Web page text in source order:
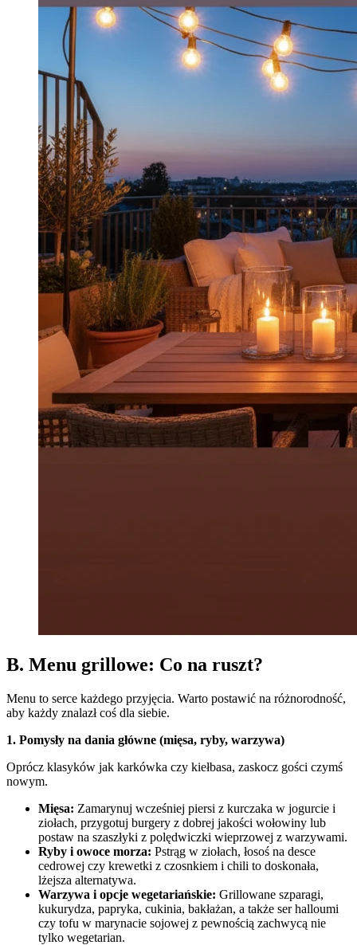
B. Menu grillowe: Co na ruszt?
Menu to serce każdego przyjęcia. Warto postawić na różnorodność,
aby każdy znalazł coś dla siebie.
1. Pomysły na dania główne (mięsa, ryby, warzywa)
Oprócz klasyków jak karkówka czy kiełbasa, zaskocz gości czymś
nowym.
Mięsa: Zamarynuj wcześniej piersi z kurczaka w jogurcie i
ziołach, przygotuj burgery z dobrej jakości wołowiny lub
postaw na szaszłyki z polędwiczki wieprzowej z warzywami.
Ryby i owoce morza: Pstrąg w ziołach, łosoś na desce
cedrowej czy krewetki z czosnkiem i chili to doskonała,
lżejsza alternatywa.
Warzywa i opcje wegetariańskie: Grillowane szparagi,
kukurydza, papryka, cukinia, bakłażan, a także ser halloumi
czy tofu w marynacie sojowej z pewnością zachwycą nie
tylko wegetarian.